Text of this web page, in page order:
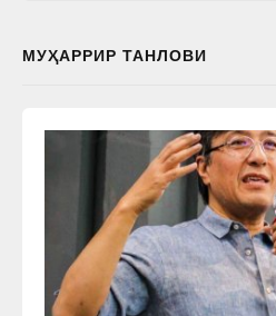
МУҲАРРИР ТАНЛОВИ